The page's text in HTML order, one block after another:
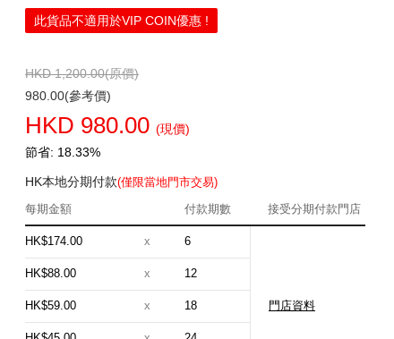
此貨品不適用於VIP COIN優惠 !
HKD 1,200.00(原價)
980.00(參考價)
HKD 980.00 (現價)
節省: 18.33%
HK本地分期付款(僅限當地門市交易)
每期金額
付款期數 接受分期付款門店
HK$174.00 x 6
門店資料
HK$88.00 x 12
HK$59.00 x 18
Longchamp 瓏驤 手袋 10284089
504 背包
Longchamp 瓏驤 手袋 10284089